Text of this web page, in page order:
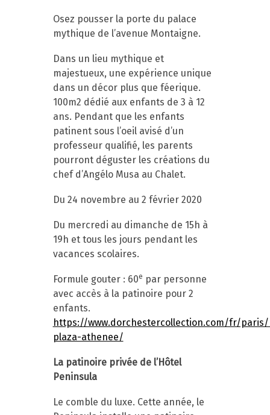
Osez pousser la porte du palace
mythique de l’avenue Montaigne.
Dans un lieu mythique et
majestueux, une expérience unique
dans un décor plus que féerique.
100m2 dédié aux enfants de 3 à 12
ans. Pendant que les enfants
patinent sous l’oeil avisé d’un
professeur qualifié, les parents
pourront déguster les créations du
chef d’Angélo Musa au Chalet.
Du 24 novembre au 2 février 2020
Du mercredi au dimanche de 15h à
19h et tous les jours pendant les
vacances scolaires.
Formule gouter : 60e par personne
avec accès à la patinoire pour 2
enfants.
https://www.dorchestercollection.com/fr/
plaza-athenee/
La patinoire privée de l’Hôtel
Peninsula
Le comble du luxe. Cette année, le